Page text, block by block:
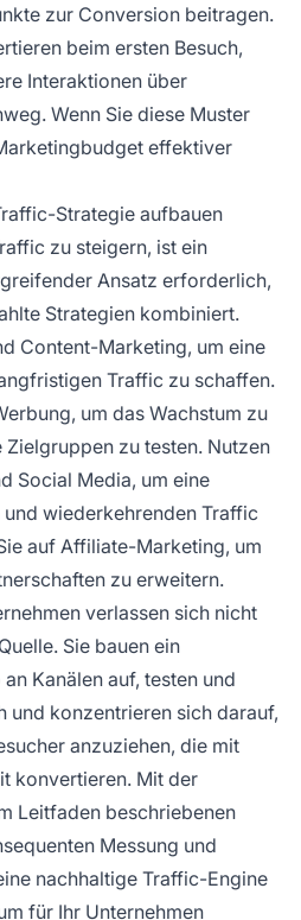
zur Conversion beitragen.
beim ersten Besuch,
Interaktionen über
Wenn Sie diese Muster
effektiver
Strategie aufbauen
zu steigern, ist ein
Ansatz erforderlich,
Strategien kombiniert.
Content-Marketing, um eine
Traffic zu schaffen.
um das Wachstum zu
zu testen. Nutzen
Social Media, um eine
wiederkehrenden Traffic
auf Affiliate-Marketing, um
zu erweitern.
verlassen sich nicht
Sie bauen ein
Kanälen auf, testen und
und konzentrieren sich darauf,
anzuziehen, die mit
konvertieren. Mit der
Leitfaden beschriebenen
Messung und
nachhaltige Traffic-Engine
für Ihr Unternehmen